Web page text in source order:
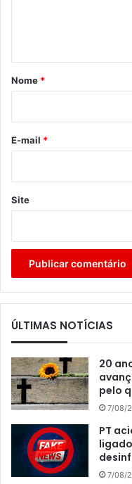
r
*
Nome *
E-mail *
Site
ÚLTIMAS NOTÍCIAS
20
pelo
7/08/
PT
ligado
7/08/